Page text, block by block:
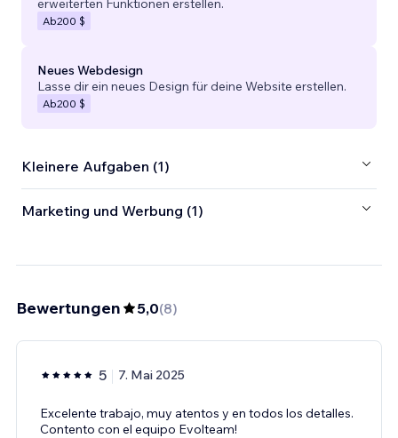
erweiterten Funktionen erstellen.
Ab200 $
Neues Webdesign
Lasse dir ein neues Design für deine Website erstellen.
Ab200 $
Kleinere Aufgaben (1)
Marketing und Werbung (1)
Bewertungen 5,0(8)
5 7. Mai 2025
Excelente trabajo, muy atentos y en todos los detalles.
Contento con el equipo Evolteam!